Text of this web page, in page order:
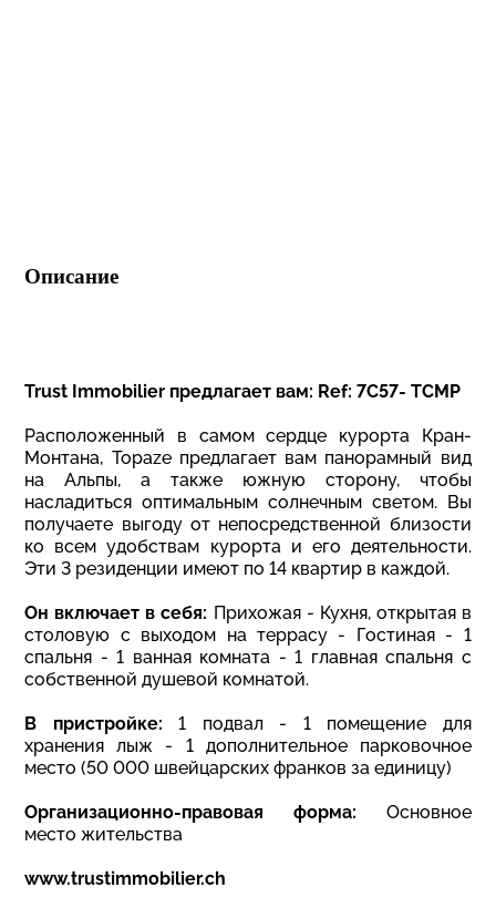
Описание
Trust Immobilier предлагает вам: Ref: 7C57- TCMP
Расположенный в самом сердце курорта Кран-
Монтана, Topaze предлагает вам панорамный вид
на Альпы, а также южную сторону, чтобы
насладиться оптимальным солнечным светом. Вы
получаете выгоду от непосредственной близости
ко всем удобствам курорта и его деятельности.
Эти 3 резиденции имеют по 14 квартир в каждой.
Он включает в себя: Прихожая - Кухня, открытая в
столовую с выходом на террасу - Гостиная - 1
спальня - 1 ванная комната - 1 главная спальня с
собственной душевой комнатой.
В пристройке: 1 подвал - 1 помещение для
хранения лыж - 1 дополнительное парковочное
место (50 000 швейцарских франков за единицу)
Организационно-правовая форма: Основное
место жительства
www.trustimmobilier.ch